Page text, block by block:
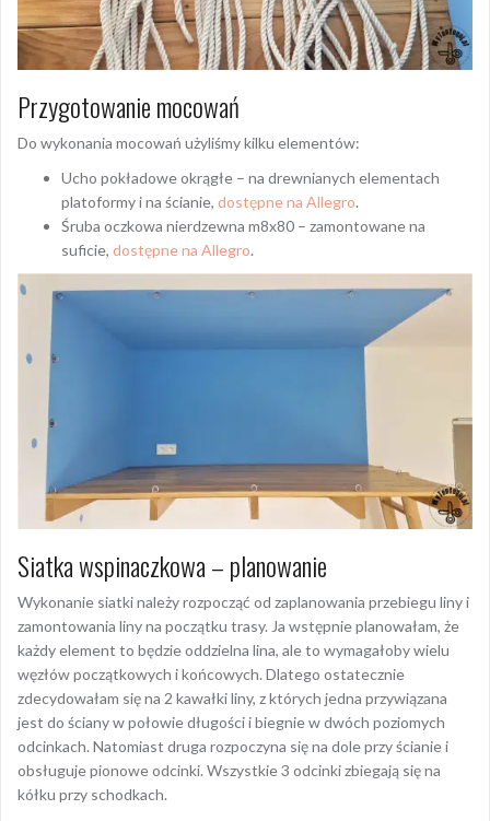
Przygotowanie mocowań
Do wykonania mocowań użyliśmy kilku elementów:
Ucho pokładowe okrągłe – na drewnianych elementach
platoformy i na ścianie, dostępne na Allegro.
Śruba oczkowa nierdzewna m8x80 – zamontowane na
suficie, dostępne na Allegro.
Siatka wspinaczkowa – planowanie
Wykonanie siatki należy rozpocząć od zaplanowania przebiegu liny i
zamontowania liny na początku trasy. Ja wstępnie planowałam, że
każdy element to będzie oddzielna lina, ale to wymagałoby wielu
węzłów początkowych i końcowych. Dlatego ostatecznie
zdecydowałam się na 2 kawałki liny, z których jedna przywiązana
jest do ściany w połowie długości i biegnie w dwóch poziomych
odcinkach. Natomiast druga rozpoczyna się na dole przy ścianie i
obsługuje pionowe odcinki. Wszystkie 3 odcinki zbiegają się na
kółku przy schodkach.